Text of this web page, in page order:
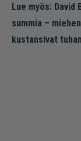
Lue myös: David
summia –
kustansivat